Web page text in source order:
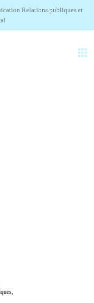
Relations publiques et